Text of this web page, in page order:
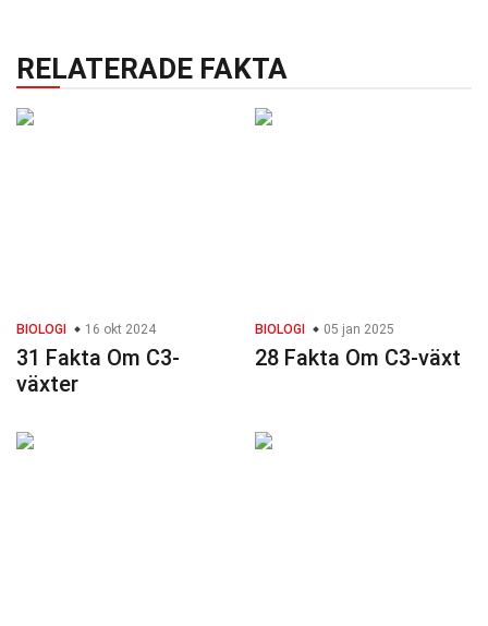
RELATERADE FAKTA
BIOLOGI 16 okt 2024
31 Fakta Om C3-
växter
BIOLOGI 05 jan 2025
28 Fakta Om C3-växt